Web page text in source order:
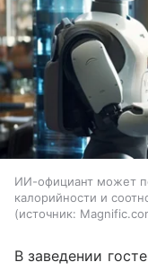
ИИ-официант может
калорийности и
источник:
В заведении